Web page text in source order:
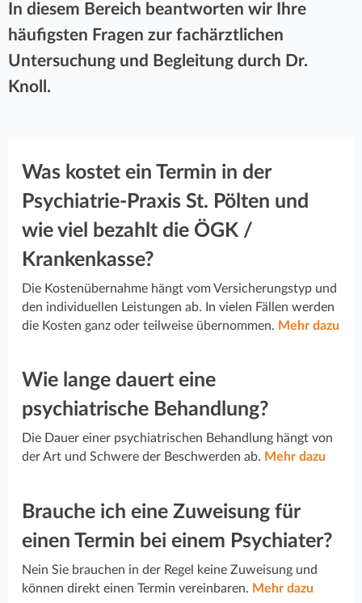
e
n
z
u
univ.
Meri
Knoll
In diesem Bereich beantworten wir Ihre
häufigsten Fragen zur fachärztlichen
Untersuchung und Begleitung durch Dr.
Knoll.
Was kostet ein Termin in der
Psychiatrie-Praxis St. Pölten und
wie viel bezahlt die ÖGK /
Krankenkasse?
Die Kostenübernahme hängt vom Versicherungstyp und
den individuellen Leistungen ab. In vielen Fällen werden
die Kosten ganz oder teilweise übernommen. Mehr dazu
Wie lange dauert eine
psychiatrische Behandlung?
Die Dauer einer psychiatrischen Behandlung hängt von
der Art und Schwere der Beschwerden ab. Mehr dazu
Brauche ich eine Zuweisung für
einen Termin bei einem Psychiater?
Nein Sie brauchen in der Regel keine Zuweisung und
können direkt einen Termin vereinbaren. Mehr dazu